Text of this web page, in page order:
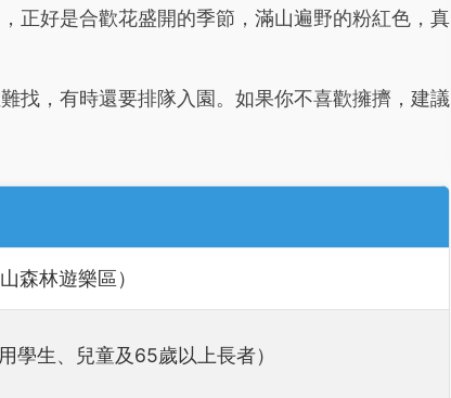
正好是合歡花盛開的季節，滿山遍野的粉紅色，真
找，有時還要排隊入園。如果你不喜歡擁擠，建議
森林遊樂區）
學生、兒童及65歲以上長者）